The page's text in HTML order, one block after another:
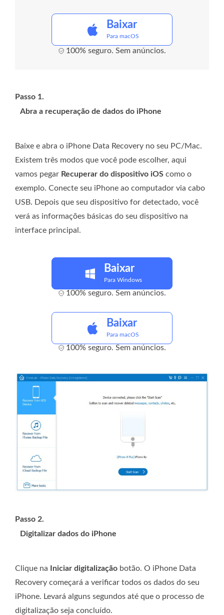
Baixar
Para macOS
100% seguro. Sem anúncios.
Passo 1.
Abra a recuperação de dados do iPhone
Baixe e abra o iPhone Data Recovery no seu PC/Mac.
Existem três modos que você pode escolher, aqui
vamos pegar Recuperar do dispositivo iOS como o
exemplo. Conecte seu iPhone ao computador via cabo
USB. Depois que seu dispositivo for detectado, você
verá as informações básicas do seu dispositivo na
interface principal.
Baixar
Para Windows
100% seguro. Sem anúncios.
Baixar
Para macOS
100% seguro. Sem anúncios.
Passo 2.
Digitalizar dados do iPhone
Clique na Iniciar digitalização botão. O iPhone Data
Recovery começará a verificar todos os dados do seu
iPhone. Levará alguns segundos até que o processo de
digitalização seja concluído.